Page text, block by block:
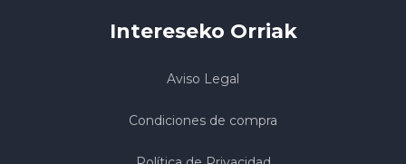
Intereseko Orriak
Aviso Legal
Condiciones de compra